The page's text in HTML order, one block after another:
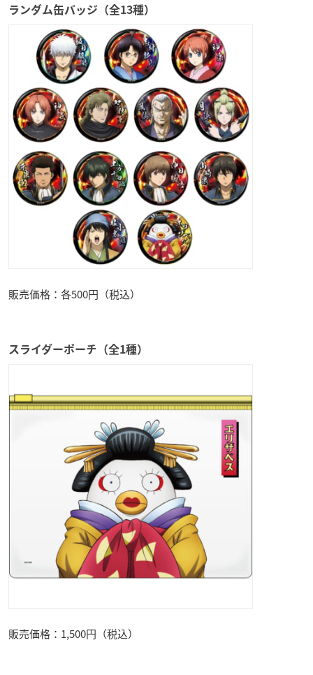
ランダム缶バッジ（全13種）
販売価格：各500円（税込）
スライダーポーチ（全1種）
販売価格：1,500円（税込）